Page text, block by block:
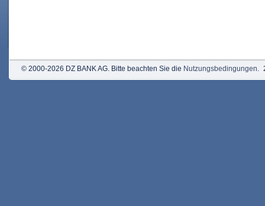
© 2000-2026 DZ BANK AG. Bitte beachten Sie die Nutzungsbedingungen.